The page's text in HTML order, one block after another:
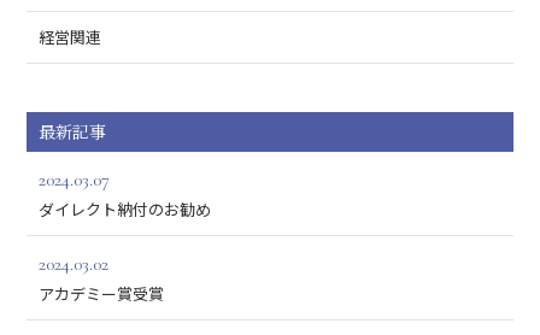
経営関連
最新記事
2024.03.07
ダイレクト納付のお勧め
2024.03.02
アカデミー賞受賞